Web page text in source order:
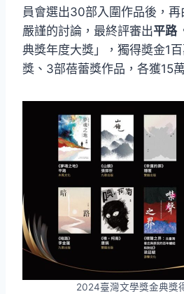
員會選出30部入圍作品後，
嚴謹的討論，最終評審出平路
典獎年度大獎」，獨得奬金1
獎、3部蓓蕾獎作品，各獲15
2024臺灣文學獎金典獎